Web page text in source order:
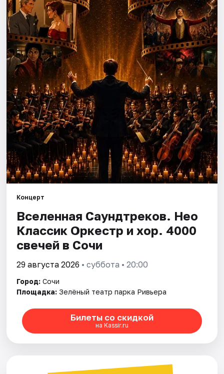
Города
Площадки
Артисты
Рейтинги
Концерт
Вселенная Саундтреков. Нео
Классик Оркестр и хор. 4000
свечей в Сочи
29 августа 2026 • суббота • 20:00
Город: Сочи
Площадка: Зелёный театр парка Ривьера
Билеты со скидкой
на Kassir.ru